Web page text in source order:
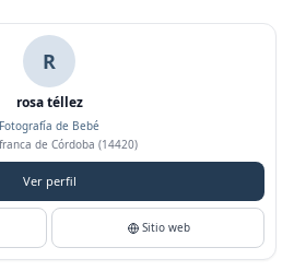
R
rosa téllez
Fotografía de Bebé
de Córdoba (14420)
Ver perfil
Sitio web